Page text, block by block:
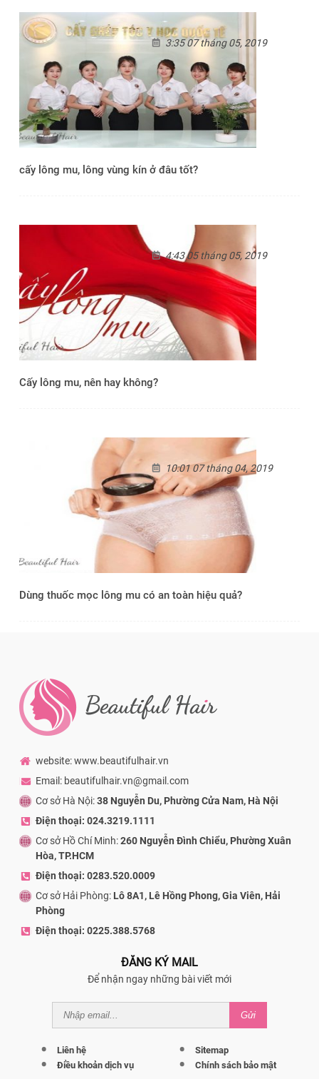
cấy lông mu, lông vùng kín ở đâu tốt?
3:35 07 tháng 05, 2019
Cấy lông mu, nên hay không?
4:43 05 tháng 05, 2019
Dùng thuốc mọc lông mu có an toàn hiệu quả?
10:01 07 tháng 04, 2019
website: www.beautifulhair.vn
Email: beautifulhair.vn@gmail.com
Cơ sở Hà Nội:38 Nguyễn Du, Phường Cửa Nam, Hà Nội
Điện thoại: 024.3219.1111
Cơ sở Hồ Chí Minh:260 Nguyễn Đình Chiểu, Phường Xuân
Hòa, TP.HCM
Điện thoại: 0283.520.0009
Cơ sở Hải Phòng: Lô 8A1, Lê Hồng Phong, Gia Viên, Hải
Phòng
Điện thoại: 0225.388.5768
ĐĂNG KÝ MAIL
Để nhận ngay những bài viết mới
Gửi
Liên hệ
Sitemap
Điều khoản dịch vụ
Chính sách bảo mật